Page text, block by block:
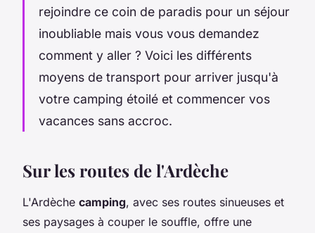
rejoindre ce coin de paradis pour un séjour
inoubliable mais vous vous demandez
comment y aller ? Voici les différents
moyens de transport pour arriver jusqu'à
votre camping étoilé et commencer vos
vacances sans accroc.
Sur les routes de l'Ardèche
L'Ardèche camping, avec ses routes sinueuses et
ses paysages à couper le souffle, offre une